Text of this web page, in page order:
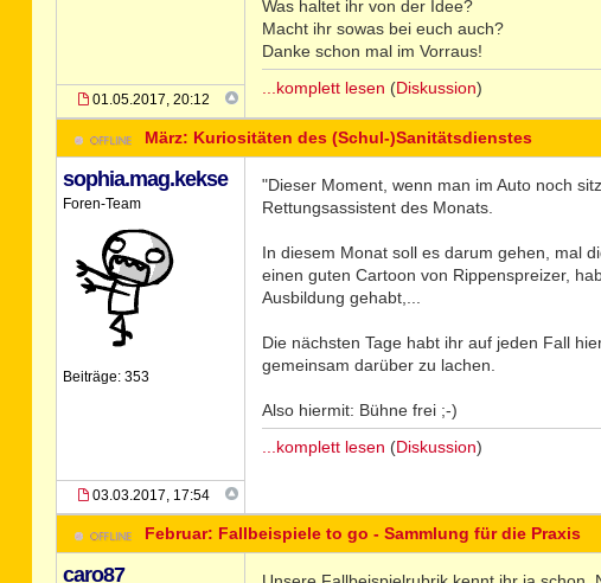
01.05.2017, 20:12
Was haltet ihr von der Idee?
Macht ihr sowas bei euch auch?
Danke schon mal im Vorraus!
...komplett lesen (Diskussion)
März: Kuriositäten des (Schul-)Sanitätsdienstes
sophia.mag.kekse
Foren-Team
Beiträge: 353
03.03.2017, 17:54
"Dieser Moment, wenn man im Auto noch
Rettungsassistent des Monats.
In diesem Monat soll es darum gehen, mal
einen guten Cartoon von Rippenspreizer,
Ausbildung gehabt,...
Die nächsten Tage habt ihr auf jeden Fall
gemeinsam darüber zu lachen.
Also hiermit: Bühne frei ;-)
...komplett lesen (Diskussion)
Februar: Fallbeispiele to go - Sammlung für die Praxis
caro87